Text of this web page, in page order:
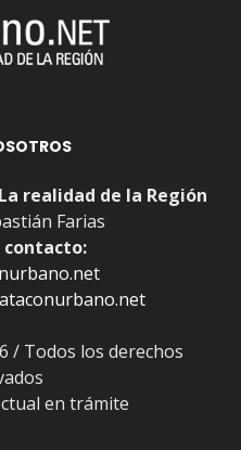
realidad de la Región
Farias
contacto:
/ Todos los derechos
en trámite